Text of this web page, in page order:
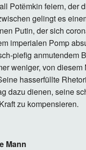
Potёmkin feiern, der
gelingt es
Putin, der sich
imperialen Pomp
piefig anmutendem
weniger, von diesem
hasserfüllte
dazu dienen, seine
zu kompensieren.
Mann